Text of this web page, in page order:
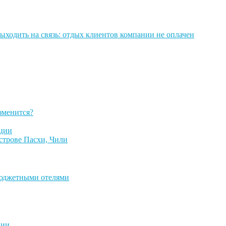
на связь: отдых клиентов компании не оплачен
Пасхи, Чили
отелями